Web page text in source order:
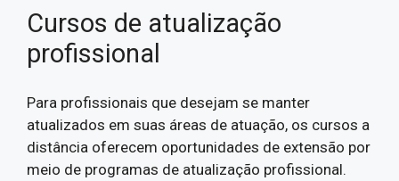
Cursos de atualização
profissional
Para profissionais que desejam se manter
atualizados em suas áreas de atuação, os cursos a
distância oferecem oportunidades de extensão por
meio de programas de atualização profissional.